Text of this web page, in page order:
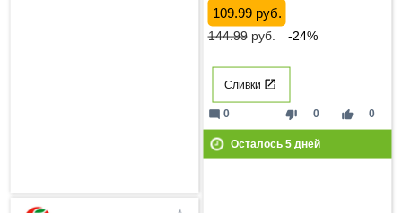
109.99 руб.
144.99руб. -24%
Сливки
thumb_down 0 thumb_up 0
mode_comment 0
Осталось 5дней